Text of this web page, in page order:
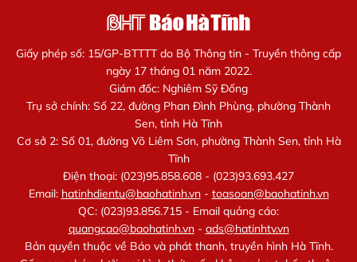
Giấy phép số: 15/GP-BTTTT do Bộ Thông tin - Truyền thông cấp
ngày 17 tháng 01 năm 2022.
Giám đốc: Nghiêm Sỹ Đống
Trụ sở chính: Số 22, đường Phan Đình Phùng, phường Thành
Sen, tỉnh Hà Tĩnh
Cơ sở 2: Số 01, đường Võ Liêm Sơn, phường Thành Sen, tỉnh Hà
Tĩnh
Điện thoại: (023)95.858.608 - (023)93.693.427
Email: hatinhdientu@baohatinh.vn- toasoan@baohatinh.vn
QC: (023)93.856.715 - Email quảng cáo:
quangcao@baohatinh.vn- ads@hatinhtv.vn
Bản quyền thuộc về Báo và phát thanh, truyền hình Hà Tĩnh.